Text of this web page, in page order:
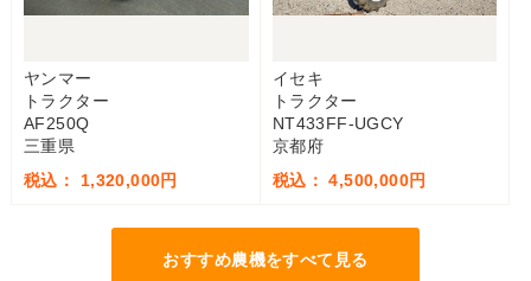
ヤンマー
トラクター
AF250Q
三重県
税込： 1,320,000円
イセキ
トラクター
NT433FF-UGCY
京都府
税込： 4,500,000円
おすすめ農機をすべて見る